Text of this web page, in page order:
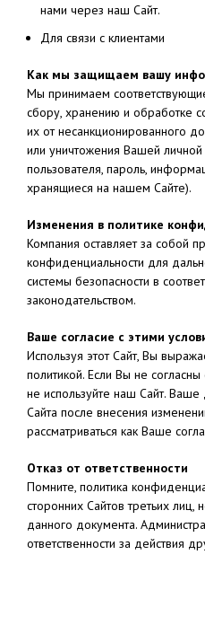
нами через наш Сайт.
Для связи с клиентами
Как мы защищаем вашу
Мы принимаем
сбору, хранению и обработке
их от несанкционированного
или уничтожения Вашей
пользователя, пароль,
хранящиеся на нашем Сайте).
Изменения в политике
Компания оставляет за собой
конфиденциальности для
системы безопасности в
законодательством.
Ваше согласие с этими
Используя этот Сайт, Вы
политикой. Если Вы не согласны
не используйте наш Сайт.
Сайта после внесения
рассматриваться как Ваше
Отказ от ответственности
Помните, политика
сторонних Сайтов третьих
данного документа.
ответственности за действия